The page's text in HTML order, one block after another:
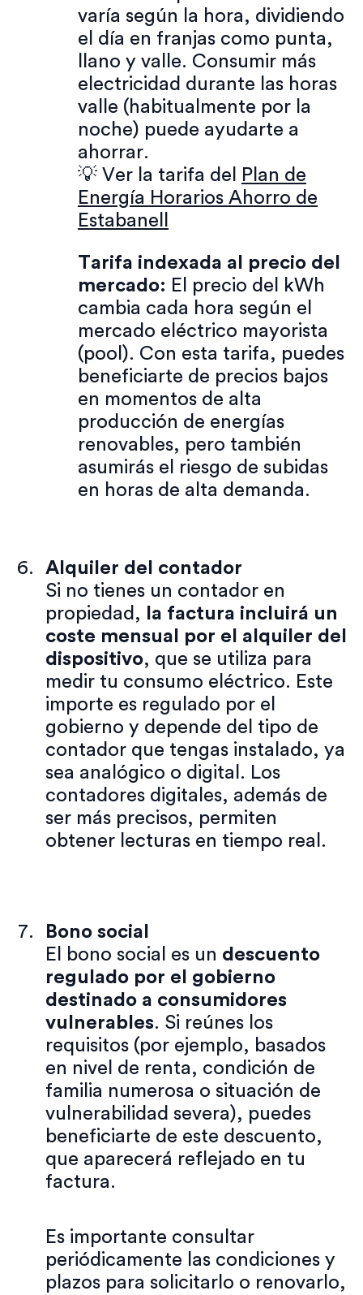
varía según la hora, dividiendo
el día en franjas como punta,
llano y valle. Consumir más
electricidad durante las horas
valle (habitualmente por la
noche) puede ayudarte a
ahorrar.
💡 Ver la tarifa del
Plan de
Energía Horarios Ahorro de
Estabanell
Tarifa indexada al precio del
mercado: El precio del kWh
cambia cada hora según el
mercado eléctrico mayorista
(pool). Con esta tarifa, puedes
beneficiarte de precios bajos
en momentos de alta
producción de energías
renovables, pero también
asumirás el riesgo de subidas
en horas de alta demanda.
Alquiler del contador
Si no tienes un contador en
propiedad,
la factura incluirá un
coste mensual por el alquiler del
dispositivo, que se utiliza para
medir tu consumo eléctrico. Este
importe es regulado por el
gobierno y depende del tipo de
contador que tengas instalado, ya
sea analógico o digital. Los
contadores digitales, además de
ser más precisos, permiten
obtener lecturas en tiempo real.
Bono social
El bono social es un descuento
regulado por el gobierno
destinado a consumidores
vulnerables. Si reúnes los
requisitos (por ejemplo, basados
en nivel de renta, condición de
familia numerosa o situación de
vulnerabilidad severa), puedes
beneficiarte de este descuento,
que aparecerá reflejado en tu
factura.
Es importante consultar
periódicamente las condiciones y
plazos para solicitarlo o renovarlo,